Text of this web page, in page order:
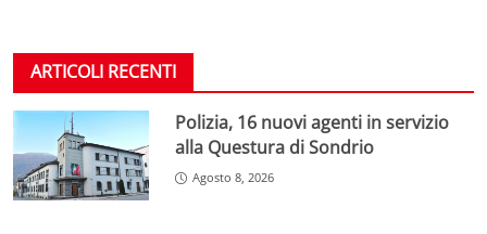
ARTICOLI RECENTI
Polizia, 16 nuovi agenti in servizio
alla Questura di Sondrio
Agosto 8, 2026